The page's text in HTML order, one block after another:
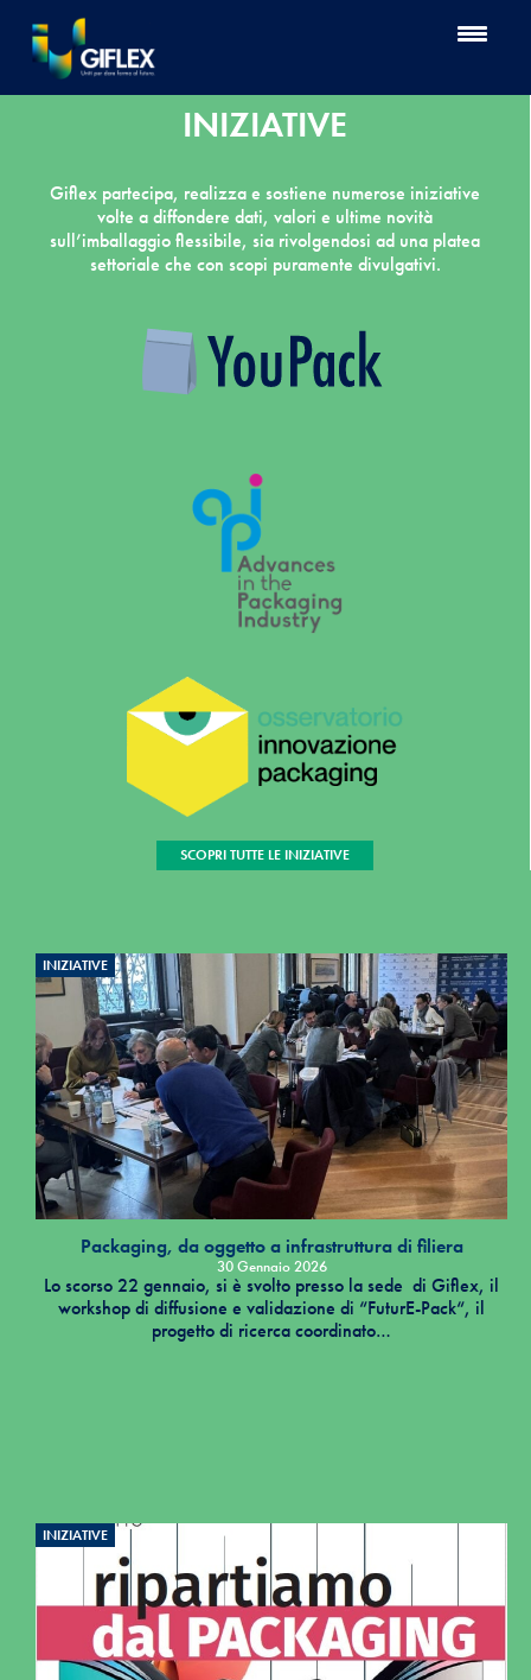
INIZIATIVE
Giflex partecipa, realizza e sostiene numerose iniziative
volte a diffondere dati, valori e ultime novità
sull’imballaggio flessibile, sia rivolgendosi ad una platea
settoriale che con scopi puramente divulgativi.
SCOPRI TUTTE LE INIZIATIVE
INIZIATIVE
Packaging, da oggetto a infrastruttura di filiera
30 Gennaio 2026
Lo scorso 22 gennaio, si è svolto presso la sede di Giflex, il
workshop di diffusione e validazione di “FuturE-Pack“, il
progetto di ricerca coordinato…
INIZIATIVE